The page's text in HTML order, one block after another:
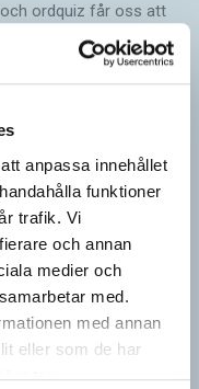
anpassa innehållet
funktioner
trafik. Vi
och annan
medier och
med.
med annan
eller som de har
ordquiz får oss att